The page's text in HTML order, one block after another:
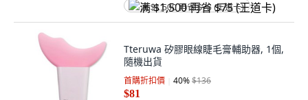
满 $1,500 再省 $75 (王道卡)
Tteruwa 矽膠眼線睫毛膏輔助器, 1個,
隨機出貨
首購折扣價 40%$136
$81